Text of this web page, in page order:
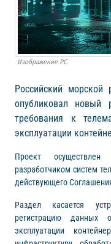
Изображение РС.
Российский морской
опубликовал новый
требования к
эксплуатации
Проект
разработчиком систем
действующего
Раздел касается
регистрацию данных
эксплуатации